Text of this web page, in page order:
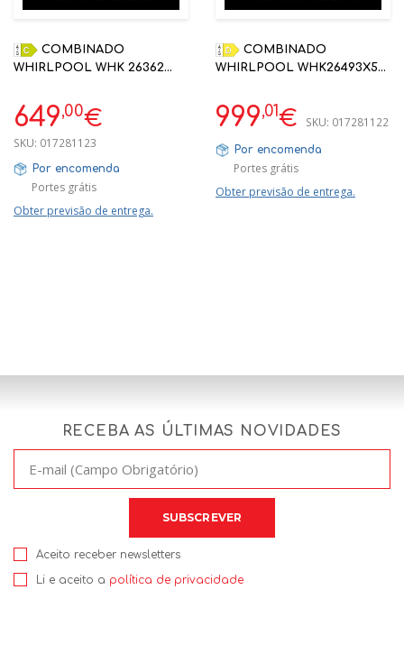
COMBINADO
WHIRLPOOL WHK 26362
CLASSE C
649,00€
SKU: 017281123
Por encomenda
Portes grátis
Obter previsão de entrega.
COMBINADO
WHIRLPOOL WHK26493X5E
FROST
999,01€ SKU: 017281122
Por encomenda
Portes grátis
Obter previsão de entrega.
RECEBA AS ÚLTIMAS NOVIDADES
Aceito receber newsletters
Li e aceito a política de privacidade